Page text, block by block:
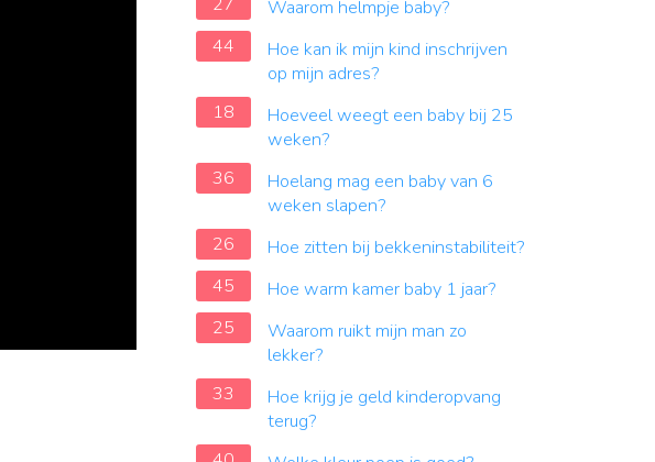
Waarom helmpje baby?
44
Hoe kan ik mijn kind inschrijven
op mijn adres?
18
Hoeveel weegt een baby bij 25
weken?
36
Hoelang mag een baby van 6
weken slapen?
26
Hoe zitten bij bekkeninstabiliteit?
45
Hoe warm kamer baby 1 jaar?
25
Waarom ruikt mijn man zo
lekker?
33
Hoe krijg je geld kinderopvang
terug?